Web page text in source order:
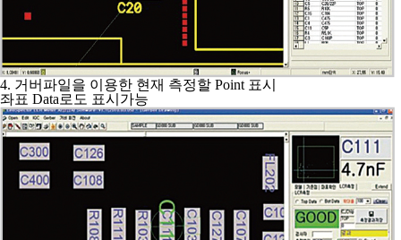
4. 거버파일을 이용한 현재 측정할 Point 표시
좌표 Data로도 표시가능